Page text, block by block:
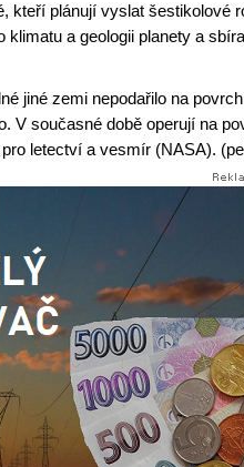
kteří plánují vyslat šestikolové
klimatu a geologii planety a
jiné zemi nepodařilo na
V současné době operují na
letectví a vesmír (NASA).